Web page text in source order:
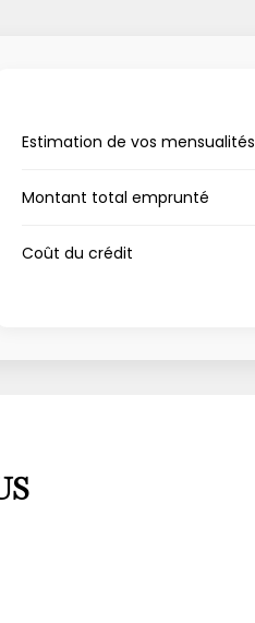
Estimation de vos mensualités
Montant total emprunté
Coût du crédit